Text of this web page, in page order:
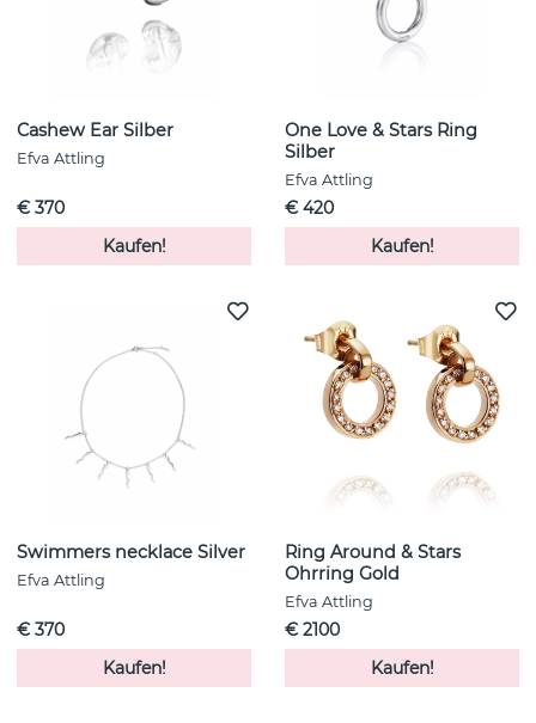
Cashew Ear Silber
Efva Attling
€ 370
Kaufen!
One Love & Stars Ring
Silber
Efva Attling
€ 420
Kaufen!
Swimmers necklace Silver
Efva Attling
€ 370
Kaufen!
Ring Around & Stars
Ohrring Gold
Efva Attling
€ 2100
Kaufen!